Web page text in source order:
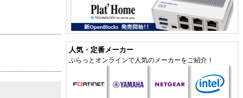
人気・定番メーカー
ぷらっとオンラインで人気のメーカーをご紹介！